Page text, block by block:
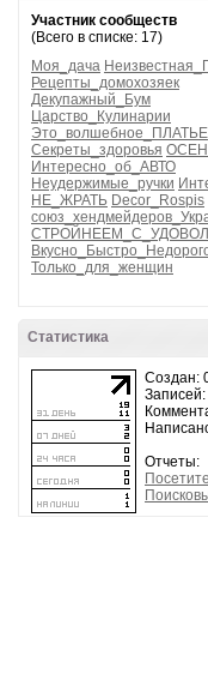
Участник сообществ
(Всего в списке: 17)
Моя_дача
Рецепты_домохозяек
Декупажный_Бум
Царство_Кулинарии
Это_волшебное_ПЛАТЬЕ
Секреты_здоровья
Интересно_об_АВТО
Неудержимые_ручки
НЕ_ЖРАТЬ Decor_Rospis
Только_для_женщин
Статистика
Создан:
Отчеты: